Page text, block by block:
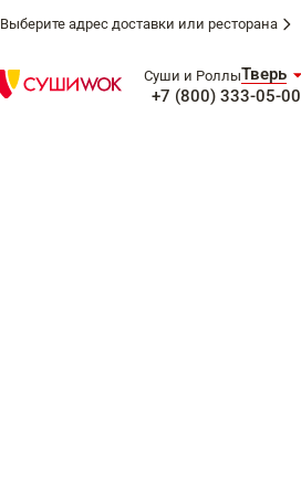
Выберите адрес доставки или ресторана
Суши и РоллыТверь
+7 (800) 333-05-00